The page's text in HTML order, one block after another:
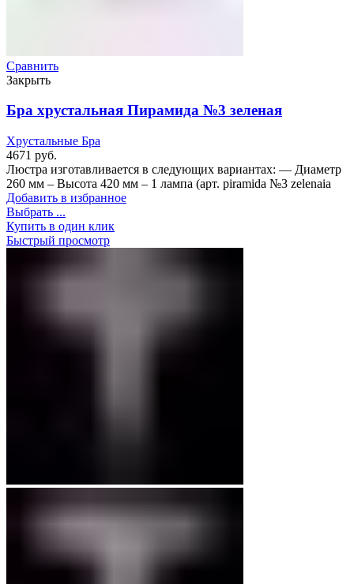
Сравнить
Закрыть
Бра хрустальная Пирамида №3 зеленая
Хрустальные Бра
4671 руб.
Люстра изготавливается в следующих вариантах: — Диаметр
260 мм – Высота 420 мм – 1 лампа (арт. piramida №3 zelenaia
Добавить в избранное
Выбрать ...
Купить в один клик
Быстрый просмотр